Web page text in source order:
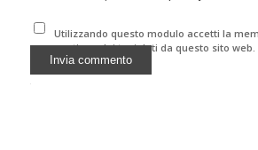
Utilizzando questo modulo accetti la
gestione dei tuoi dati da questo sito web.